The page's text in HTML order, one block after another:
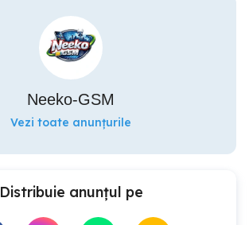
Neeko-GSM
Vezi toate anunțurile
Distribuie anunțul pe